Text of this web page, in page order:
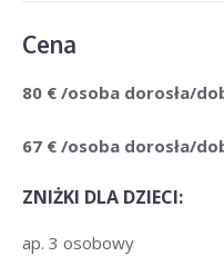
Cena
80 € /osoba dorosła/
67 € /osoba dorosła/
ZNIŻKI DLA DZIECI:
ap. 3 osobowy